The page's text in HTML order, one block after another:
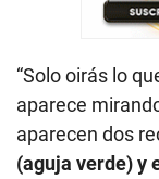
“Solo oirás lo
aparece
aparecen dos
(aguja verde) y